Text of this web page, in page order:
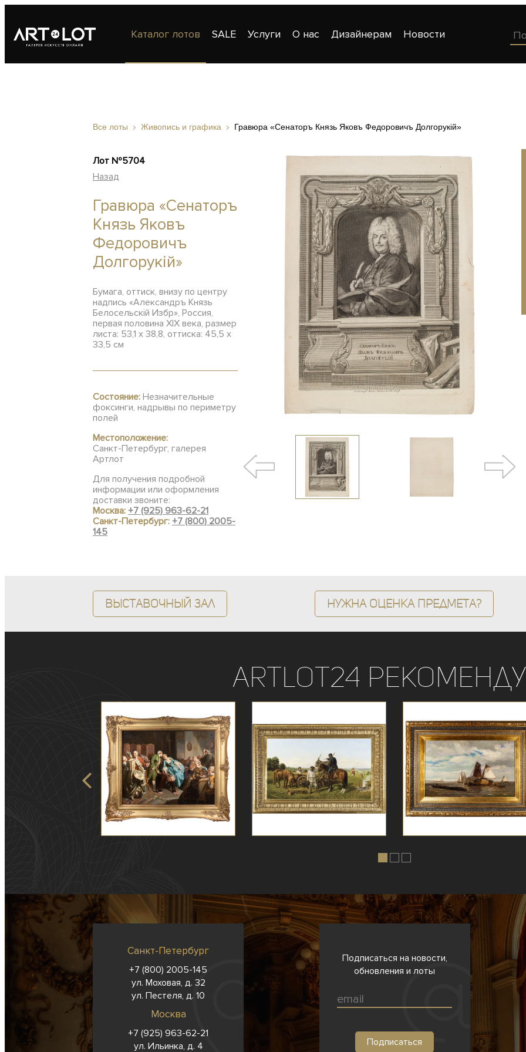
Каталог лотов SALE Услуги О нас Дизайнерам Новости
Все лоты Живопись и графика Гравюра «Сенаторъ Князь Яковъ Федоровичъ Долгорукiй»
Лот №5704
Назад
Гравюра «Сенаторъ
Князь Яковъ
Федоровичъ
Долгорукiй»
Бумага, оттиск, внизу по центру
надпись «Александръ Князь
Белосельскiй Избр», Россия,
первая половина XIX века, размер
листа: 53,1 х 38,8, оттиска: 45,5 х
33,5 см
Состояние: Незначительные
фоксинги, надрывы по периметру
полей
Местоположение:
Санкт-Петербург, галерея
Артлот
Для получения подробной
информации или оформления
доставки звоните:
Москва: +7 (925) 963-62-21
Санкт-Петербург: +7 (800) 2005-
145
Выставочный зал Нужна оценка предмета?
ArtLot24
Санкт-Петербург
+7 (800) 2005-145
ул. Моховая, д. 32
ул. Пестеля, д. 10
Москва
+7 (925) 963-62-21
ул. Ильинка, д. 4
Подписаться на новости,
обновления и лоты